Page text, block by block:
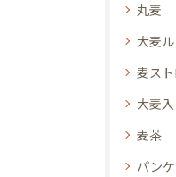
丸麦
大麦
麦ス
大麦
麦茶
パン